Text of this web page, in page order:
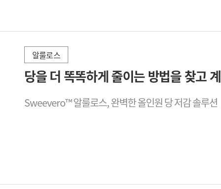
2026-02-25
알룰로스
당을 더 똑똑하게 줄이는 방법을 찾고
Sweevero™ 알룰로스, 완벽한 올인원 당 저감 솔루션